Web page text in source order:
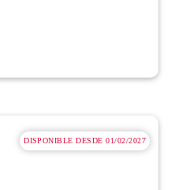
DISPONIBLE DESDE 01/02/2027